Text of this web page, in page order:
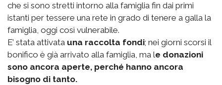
che si sono stretti intorno alla famiglia fin dai primi
istanti per tessere una rete in grado di tenere a galla la
famiglia, oggi così vulnerabile.
E’ stata attivata una raccolta fondi; nei giorni scorsi il
bonifico è già arrivato alla famiglia, ma le donazioni
sono ancora aperte, perché hanno ancora
bisogno di tanto.